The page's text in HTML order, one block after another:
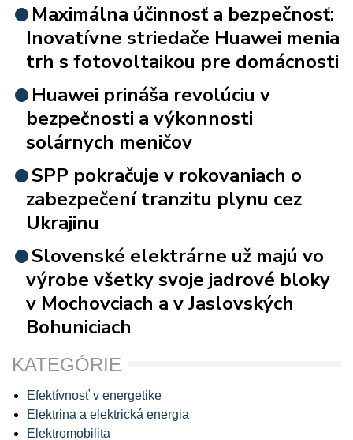
Maximálna účinnosť a bezpečnosť:
Inovatívne striedače Huawei menia
trh s fotovoltaikou pre domácnosti
Huawei prináša revolúciu v
bezpečnosti a výkonnosti
solárnych meničov
SPP pokračuje v rokovaniach o
zabezpečení tranzitu plynu cez
Ukrajinu
Slovenské elektrárne už majú vo
výrobe všetky svoje jadrové bloky
v Mochovciach a v Jaslovských
Bohuniciach
KATEGÓRIE
Efektívnosť v energetike
Elektrina a elektrická energia
Elektromobilita